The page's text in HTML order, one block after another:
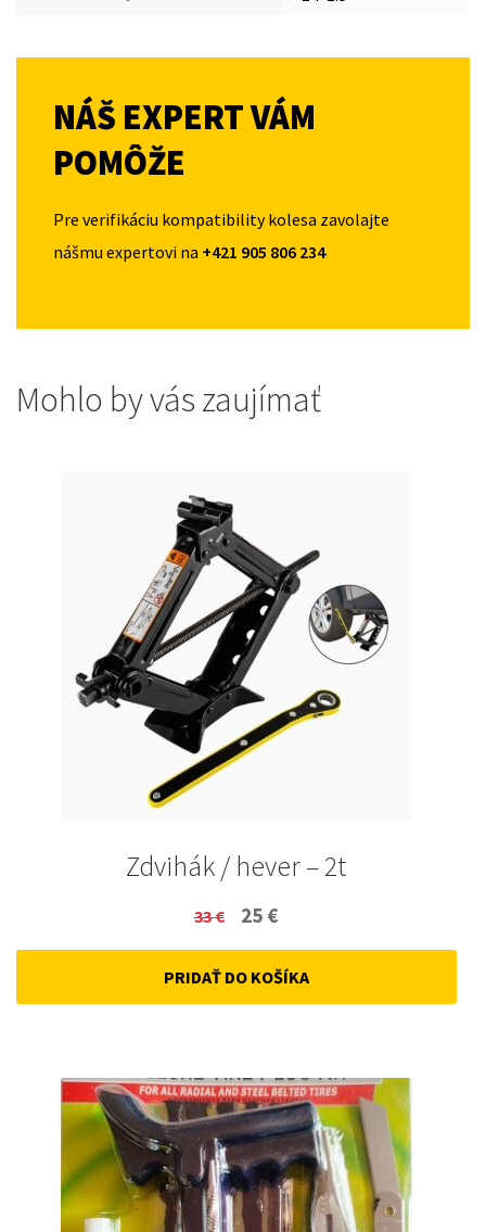
NÁŠ EXPERT VÁM
POMÔŽE
Pre verifikáciu kompatibility kolesa zavolajte
nášmu expertovi na +421 905 806 234
Mohlo by vás zaujímať
Zdvihák / hever – 2t
33€
Original
price
was:
25 €
price
is:
PRIDAŤ DO KOŠÍKA